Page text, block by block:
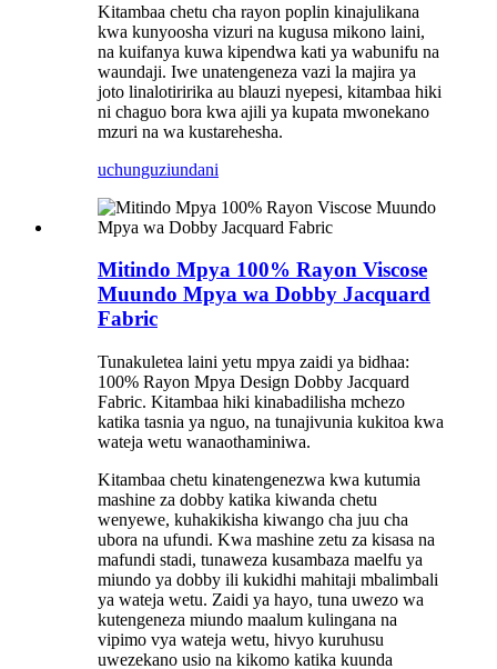
Kitambaa chetu cha rayon poplin kinajulikana
kwa kunyoosha vizuri na kugusa mikono laini,
na kuifanya kuwa kipendwa kati ya wabunifu na
waundaji. Iwe unatengeneza vazi la majira ya
joto linalotiririka au blauzi nyepesi, kitambaa hiki
ni chaguo bora kwa ajili ya kupata mwonekano
mzuri na wa kustarehesha.
uchunguziundani
Mitindo Mpya 100% Rayon Viscose
Muundo Mpya wa Dobby Jacquard
Fabric
Tunakuletea laini yetu mpya zaidi ya bidhaa:
100% Rayon Mpya Design Dobby Jacquard
Fabric. Kitambaa hiki kinabadilisha mchezo
katika tasnia ya nguo, na tunajivunia kukitoa kwa
wateja wetu wanaothaminiwa.
Kitambaa chetu kinatengenezwa kwa kutumia
mashine za dobby katika kiwanda chetu
wenyewe, kuhakikisha kiwango cha juu cha
ubora na ufundi. Kwa mashine zetu za kisasa na
mafundi stadi, tunaweza kusambaza maelfu ya
miundo ya dobby ili kukidhi mahitaji mbalimbali
ya wateja wetu. Zaidi ya hayo, tuna uwezo wa
kutengeneza miundo maalum kulingana na
vipimo vya wateja wetu, hivyo kuruhusu
uwezekano usio na kikomo katika kuunda